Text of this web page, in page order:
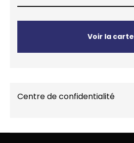
Voir la carte
Centre de confidentialité